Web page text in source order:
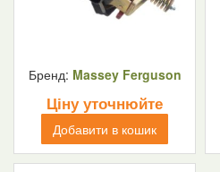
Бренд: Massey Ferguson
Ціну уточнюйте
Добавити в кошик